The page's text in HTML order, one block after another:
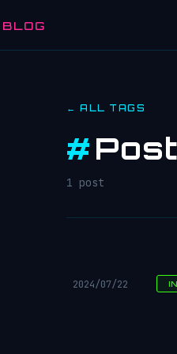
BLOG
← ALL TAGS
#
1 post
2024/07/22